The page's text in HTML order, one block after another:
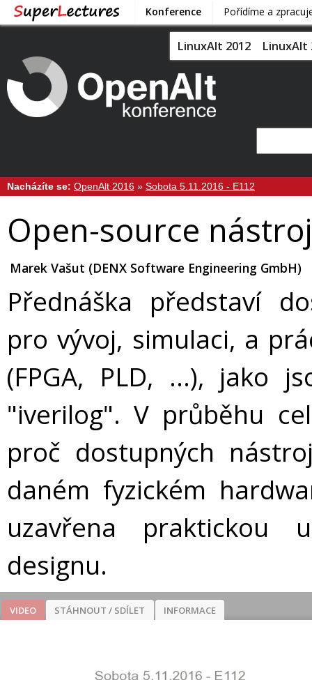
Konference Pořídíme a
LinuxAlt 2012 LinuxAlt
Nacházíte se: OpenAlt 2016 » Sobota 5.11.2016 - E112
Open-source
Marek Vašut (DENX Software Engineering GmbH)
Přednáška představí
pro vývoj, simulaci, a
(FPGA, PLD, ...), jako
"iverilog". V průběhu
proč dostupných
daném fyzickém
uzavřena praktickou
designu.
VIDEO STÁHNOUT / SDÍLET INFORMACE